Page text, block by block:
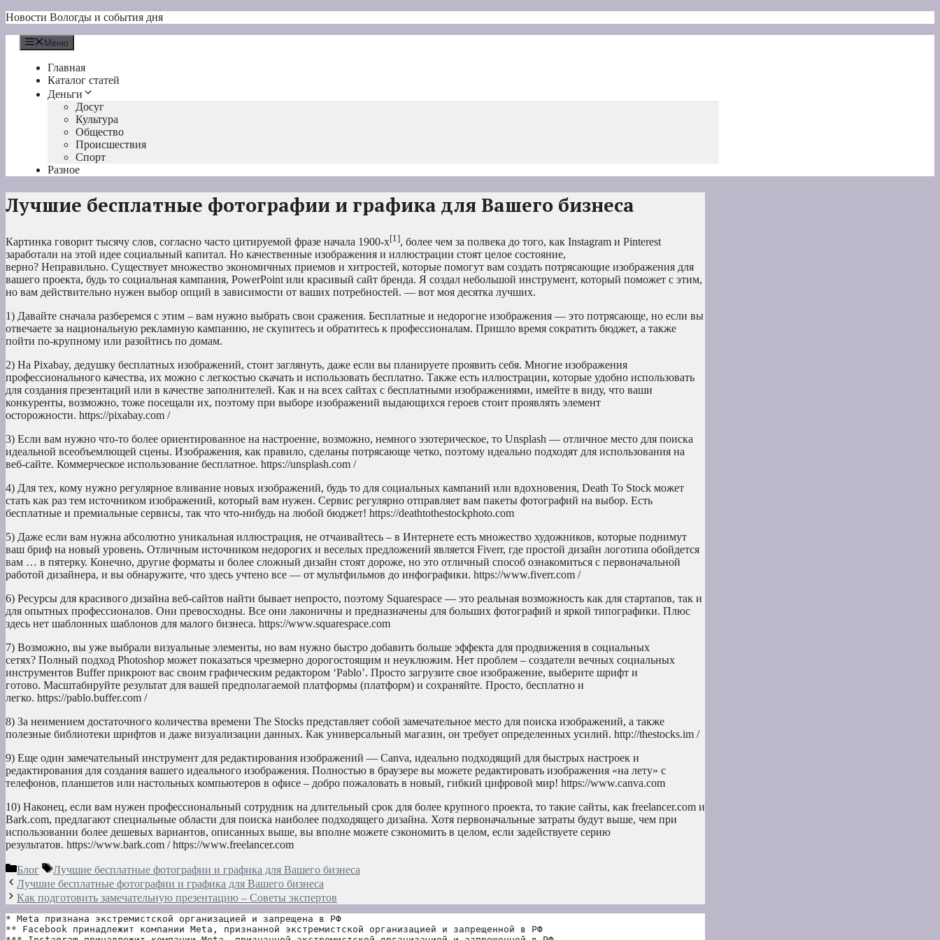
Перейти
содержимому
Новости Вологды и события дня
Меню
Главная
Каталог статей
Деньги
Досуг
Культура
Общество
Происшествия
Спорт
Разное
Лучшие бесплатные фотографии и графика для Вашего бизнеса
Картинка говорит тысячу слов, согласно часто цитируемой фразе начала 1900-х[1], более чем за полвека до того, как Instagram и Pinterest
заработали на этой идее социальный капитал. Но качественные изображения и иллюстрации стоят целое состояние,
верно? Неправильно. Существует множество экономичных приемов и хитростей, которые помогут вам создать потрясающие изображения для
вашего проекта, будь то социальная кампания, PowerPoint или красивый сайт бренда. Я создал небольшой инструмент, который поможет с этим,
но вам действительно нужен выбор опций в зависимости от ваших потребностей. — вот моя десятка лучших.
1) Давайте сначала разберемся с этим – вам нужно выбрать свои сражения. Бесплатные и недорогие изображения — это потрясающе, но если вы
отвечаете за национальную рекламную кампанию, не скупитесь и обратитесь к профессионалам. Пришло время сократить бюджет, а также
пойти по-крупному или разойтись по домам.
2) На Pixabay, дедушку бесплатных изображений, стоит заглянуть, даже если вы планируете проявить себя. Многие изображения
профессионального качества, их можно с легкостью скачать и использовать бесплатно. Также есть иллюстрации, которые удобно использовать
для создания презентаций или в качестве заполнителей. Как и на всех сайтах с бесплатными изображениями, имейте в виду, что ваши
конкуренты, возможно, тоже посещали их, поэтому при выборе изображений выдающихся героев стоит проявлять элемент
осторожности. https://pixabay.com /
3) Если вам нужно что-то более ориентированное на настроение, возможно, немного эзотерическое, то Unsplash — отличное место для поиска
идеальной всеобъемлющей сцены. Изображения, как правило, сделаны потрясающе четко, поэтому идеально подходят для использования на
веб-сайте. Коммерческое использование бесплатное. https://unsplash.com /
4) Для тех, кому нужно регулярное вливание новых изображений, будь то для социальных кампаний или вдохновения, Death To Stock может
стать как раз тем источником изображений, который вам нужен. Сервис регулярно отправляет вам пакеты фотографий на выбор. Есть
бесплатные и премиальные сервисы, так что что-нибудь на любой бюджет! https://deathtothestockphoto.com
5) Даже если вам нужна абсолютно уникальная иллюстрация, не отчаивайтесь – в Интернете есть множество художников, которые поднимут
ваш бриф на новый уровень. Отличным источником недорогих и веселых предложений является Fiverr, где простой дизайн логотипа обойдется
вам … в пятерку. Конечно, другие форматы и более сложный дизайн стоят дороже, но это отличный способ ознакомиться с первоначальной
работой дизайнера, и вы обнаружите, что здесь учтено все — от мультфильмов до инфографики. https://www.fiverr.com /
6) Ресурсы для красивого дизайна веб-сайтов найти бывает непросто, поэтому Squarespace — это реальная возможность как для стартапов, так и
для опытных профессионалов. Они превосходны. Все они лаконичны и предназначены для больших фотографий и яркой типографики. Плюс
здесь нет шаблонных шаблонов для малого бизнеса. https://www.squarespace.com
7) Возможно, вы уже выбрали визуальные элементы, но вам нужно быстро добавить больше эффекта для продвижения в социальных
сетях? Полный подход Photoshop может показаться чрезмерно дорогостоящим и неуклюжим. Нет проблем – создатели вечных социальных
инструментов Buffer прикроют вас своим графическим редактором ‘Pablo’. Просто загрузите свое изображение, выберите шрифт и
готово. Масштабируйте результат для вашей предполагаемой платформы (платформ) и сохраняйте. Просто, бесплатно и
легко. https://pablo.buffer.com /
8) За неимением достаточного количества времени The Stocks представляет собой замечательное место для поиска изображений, а также
полезные библиотеки шрифтов и даже визуализации данных. Как универсальный магазин, он требует определенных усилий. http://thestocks.im /
9) Еще один замечательный инструмент для редактирования изображений — Canva, идеально подходящий для быстрых настроек и
редактирования для создания вашего идеального изображения. Полностью в браузере вы можете редактировать изображения «на лету» с
телефонов, планшетов или настольных компьютеров в офисе – добро пожаловать в новый, гибкий цифровой мир! https://www.canva.com
10) Наконец, если вам нужен профессиональный сотрудник на длительный срок для более крупного проекта, то такие сайты, как freelancer.com и
Bark.com, предлагают специальные области для поиска наиболее подходящего дизайна. Хотя первоначальные затраты будут выше, чем при
использовании более дешевых вариантов, описанных выше, вы вполне можете сэкономить в целом, если задействуете серию
результатов. https://www.bark.com / https://www.freelancer.com
Рубрики
Блог Метки
Лучшие бесплатные фотографии и графика для Вашего бизнеса
Лучшие бесплатные фотографии и графика для Вашего бизнеса
Как подготовить замечательную презентацию – Советы экспертов
* Meta признана экстремистской организацией и запрещена в РФ
** Facebook принадлежит компании Meta, признанной экстремистской организацией и запрещенной в РФ